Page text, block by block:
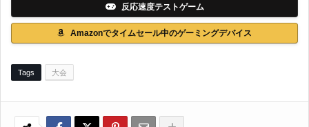
反応速度テストゲーム
Amazonでタイムセール中のゲーミングデバイス
Tags 大会